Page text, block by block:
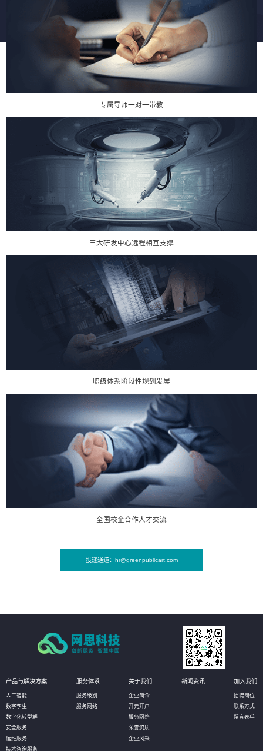
专属导师一对一带教
三大研发中心远程相互支撑
职级体系阶段性规划发展
全国校企合作人才交流
投递通道：hr@greenpublicart.com
产品与解决方案
人工智能
数字孪生
数字化转型解
安全服务
运维服务
技术咨询服务
服务体系
服务级别
服务网络
关于我们
企业简介
开元开户
服务网络
荣誉资质
企业风采
新闻资讯 加入我们
招聘岗位
联系方式
留言表单